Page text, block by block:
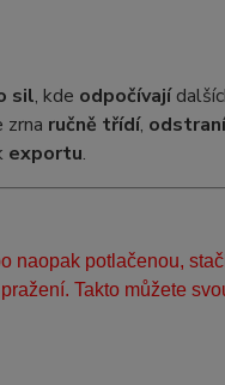
sil, kde odpočívají
zrna ručně třídí, odstraní
exportu.
naopak potlačenou,
Takto můžete